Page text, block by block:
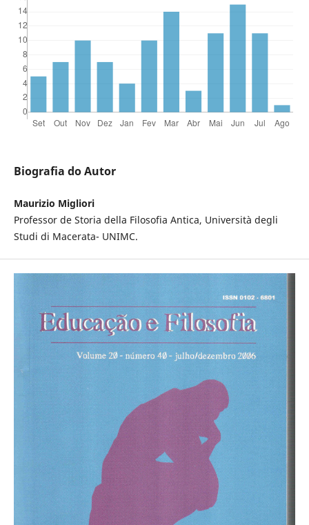
Biografia do Autor
Maurizio Migliori
Professor de Storia della Filosofia Antica, Università degli
Studi di Macerata- UNIMC.